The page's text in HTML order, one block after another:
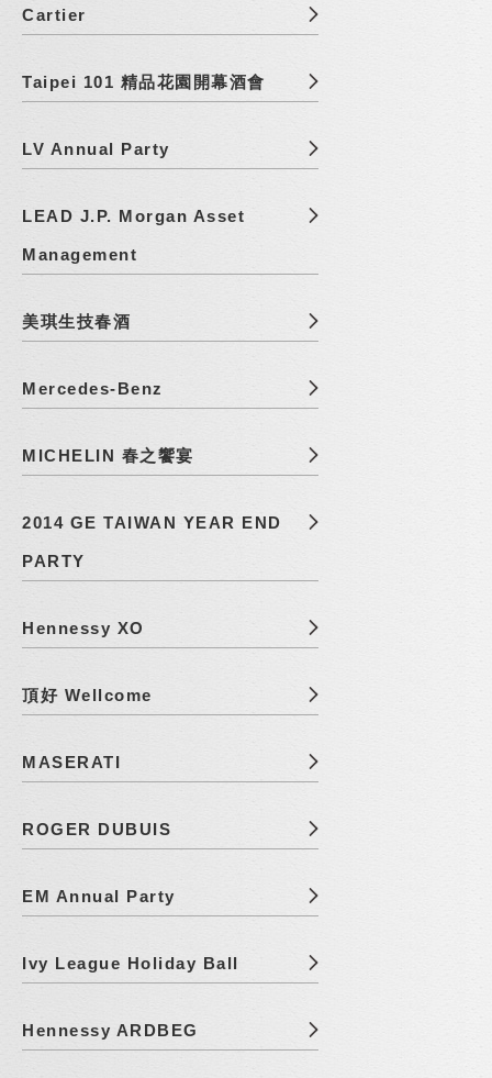
Cartier
Taipei 101 精品花園開幕酒會
LV Annual Party
LEAD J.P. Morgan Asset
Management
美琪生技春酒
Mercedes-Benz
MICHELIN 春之饗宴
2014 GE TAIWAN YEAR END
PARTY
Hennessy XO
頂好 Wellcome
MASERATI
ROGER DUBUIS
EM Annual Party
Ivy League Holiday Ball
Hennessy ARDBEG